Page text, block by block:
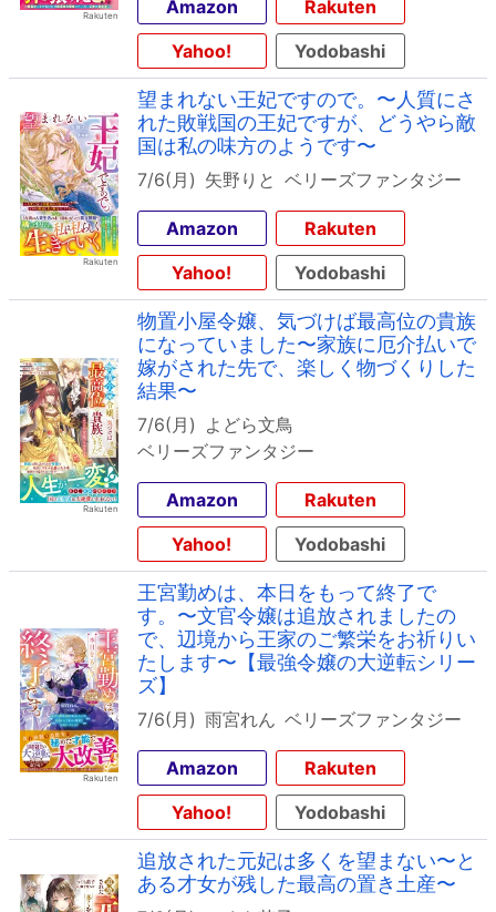
Amazon
Rakuten
Yahoo!
Yodobashi
望まれない王妃ですので。〜人質にさ
れた敗戦国の王妃ですが、どうやら敵
国は私の味方のようです〜
7/6(月) 矢野りと ベリーズファンタジー
Amazon
Rakuten
Yahoo!
Yodobashi
物置小屋令嬢、気づけば最高位の貴族
になっていました〜家族に厄介払いで
嫁がされた先で、楽しく物づくりした
結果〜
7/6(月) よどら文鳥
ベリーズファンタジー
Amazon
Rakuten
Yahoo!
Yodobashi
王宮勤めは、本日をもって終了で
す。〜文官令嬢は追放されましたの
で、辺境から王家のご繁栄をお祈りい
たします〜【最強令嬢の大逆転シリー
ズ】
7/6(月) 雨宮れん ベリーズファンタジー
Amazon
Rakuten
Yahoo!
Yodobashi
追放された元妃は多くを望まない〜と
ある才女が残した最高の置き土産〜